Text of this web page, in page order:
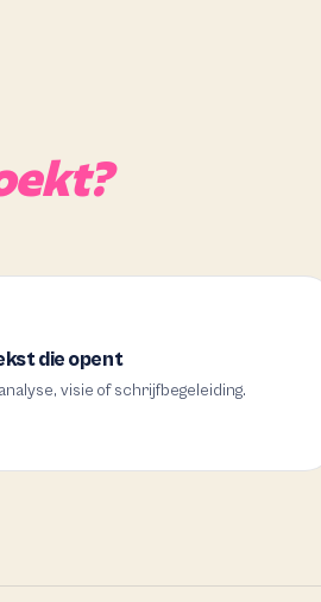
die opent
visie of schrijfbegeleiding.